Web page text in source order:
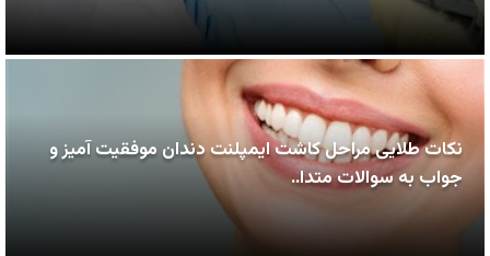
نکات طلایی مراحل کاشت ایمپلنت دندان موفقیت آمیز و
جواب به سوالات متدا..